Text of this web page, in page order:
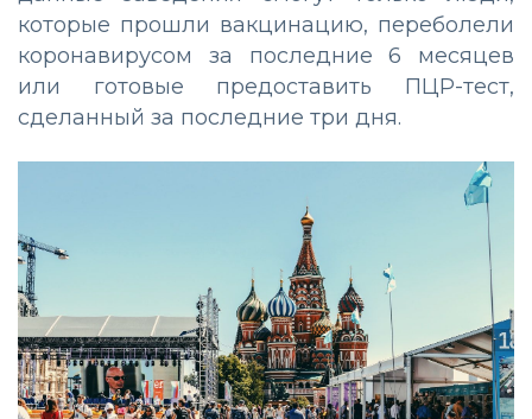
которые прошли вакцинацию, переболели
коронавирусом за последние 6 месяцев
или готовые предоставить ПЦР-тест,
сделанный за последние три дня.